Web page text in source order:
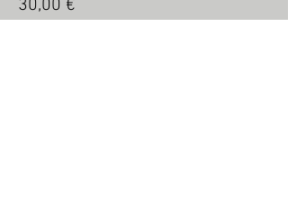
30,00 €